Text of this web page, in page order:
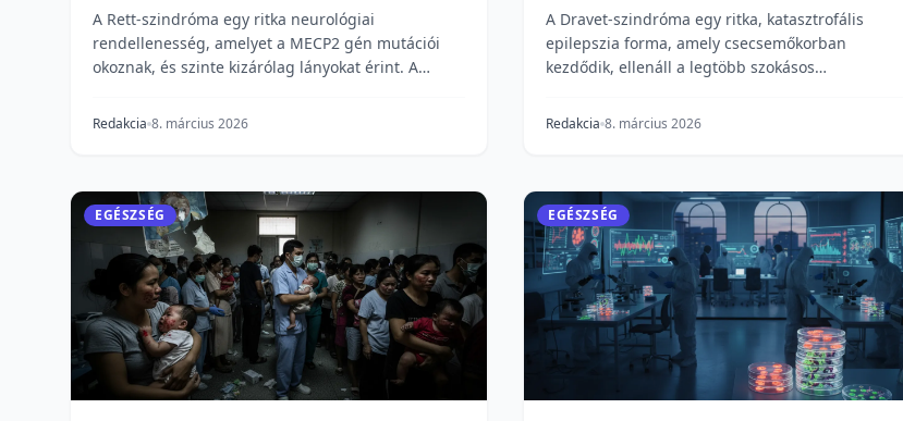
A Rett-szindróma egy ritka neurológiai
rendellenesség, amelyet a MECP2 gén mutációi
okoznak, és szinte kizárólag lányokat érint. A
Redakcia 8. március 2026
A Dravet-szindróma egy ritka, katasztrofális
epilepszia forma, amely csecsemőkorban
kezdődik, ellenáll a legtöbb szokásos
Redakcia 8. március 2026
EGÉSZSÉG EGÉSZSÉG